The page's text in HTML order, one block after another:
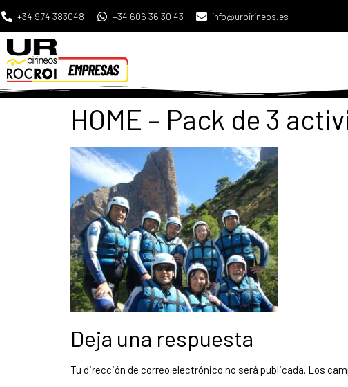
+34 974 383048 +34 606 36 30 43 info@urpirineos.es
HOME – Pack de 3
Deja una respuesta
Tu dirección de correo electrónico no será publicada. Los